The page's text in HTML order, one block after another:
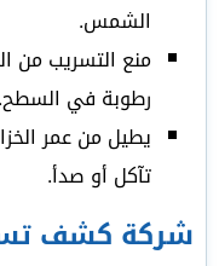
الشمس.
منع التسريب من
رطوبة في السطح.
يطيل من عمر
تآكل أو صدأ.
شركة كشف